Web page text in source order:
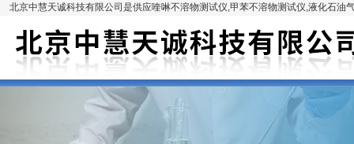
北京中慧天诚科技有限公司是供应喹啉不溶物测试仪,甲苯不溶物测试仪,液化石油